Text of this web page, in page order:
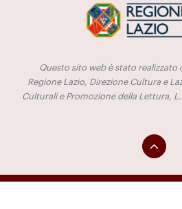
Questo sito web è stato
Regione Lazio, Direzione Cultura e
Culturali e Promozione della Lettura,